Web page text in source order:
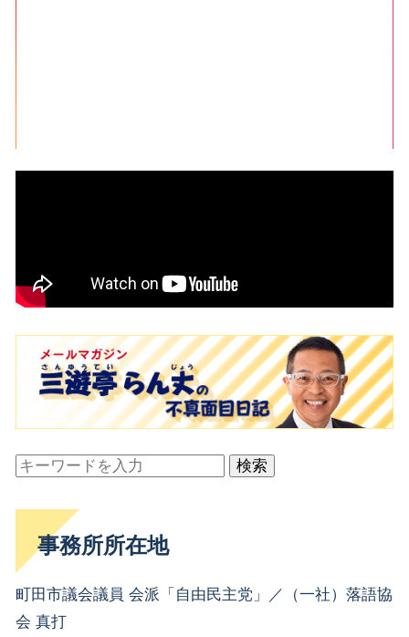
検索
事務所所在地
町田市議会議員 会派「自由民主党」／（一社）落語協
会 真打